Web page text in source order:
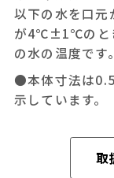
以下の水を口
が4℃±1℃のと
の水の温度です。
●本体寸法は
示しています。
取